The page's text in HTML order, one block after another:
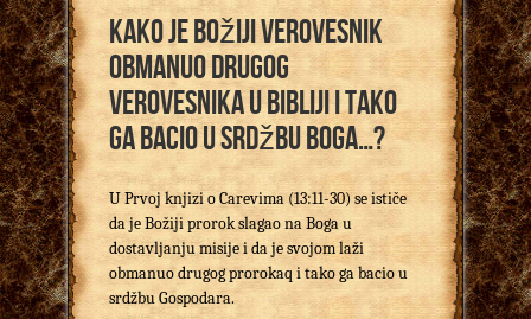
Kako je Božiji verovesnik
obmanuo drugog
verovesnika u Bibliji i tako
ga bacio u srdžbu Boga…?
U Prvoj knjizi o Carevima (13:11-30) se ističe
da je Božiji prorok slagao na Boga u
dostavljanju misije i da je svojom laži
obmanuo drugog prorokaq i tako ga bacio u
srdžbu Gospodara.